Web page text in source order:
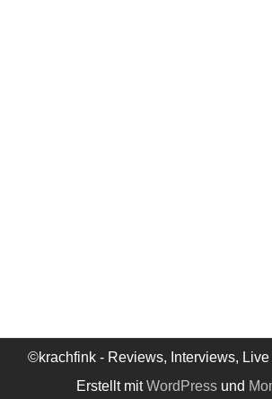
©krachfink - Reviews, Interviews,
Erstellt mitWordPressund